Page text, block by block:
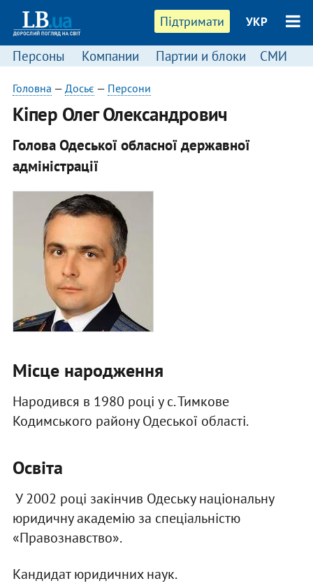
Підтримати УКР
Персоны Компании Партии и блоки СМИ
Головна — Досьє — Персони
​Кіпер Олег Олександрович
Голова Одеської обласної державної
адміністрації
Місце народження
Народився в 1980 році у с. Тимкове
Кодимського району Одеської області.
Освіта
У 2002 році закінчив Одеську національну
юридичну академію за спеціальністю
«Правознавство».
Кандидат юридичних наук.